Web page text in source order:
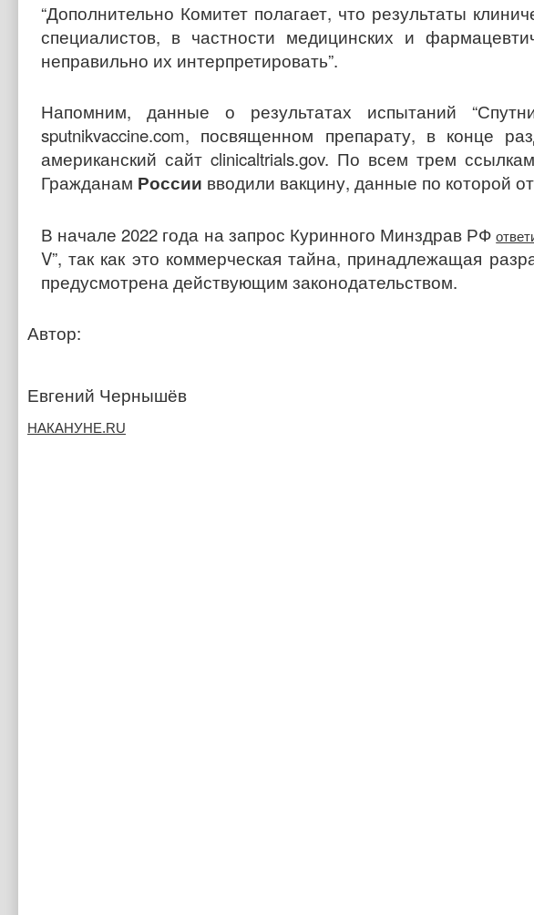
“Дополнительно Комитет полагает, что результаты
специалистов, в частности медицинских и
неправильно их интерпретировать”.
Напомним, данные о результатах испытаний
sputnikvaccine.com, посвященном препарату, в конце
американский сайт clinicaltrials.gov. По всем трем
Гражданам России вводили вакцину, данные по которой
В начале 2022 года на запрос Куринного Минздрав РФ
V”, так как это коммерческая тайна, принадлежащая
предусмотрена действующим законодательством.
Автор:
Евгений Чернышёв
НАКАНУНЕ.RU